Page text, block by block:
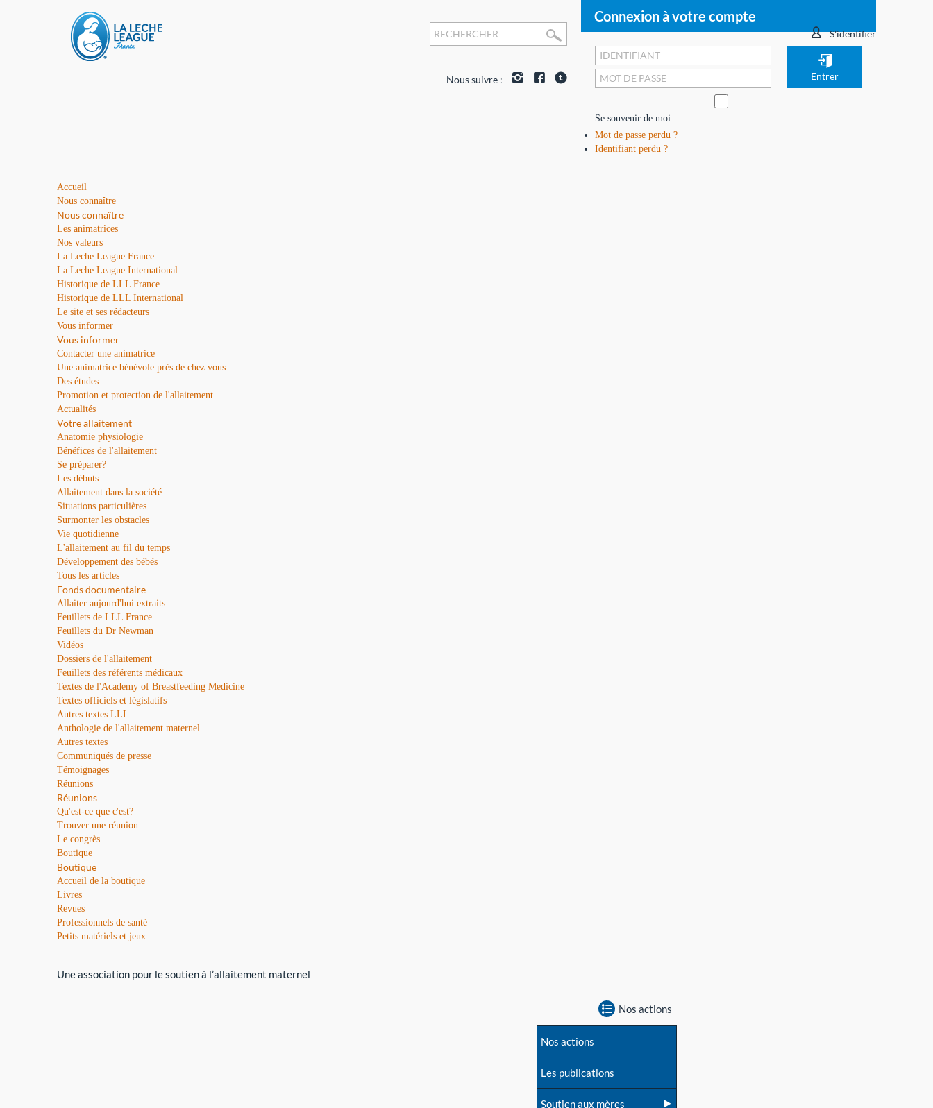
S'identifier
Connexion à votre compte
Se souvenir de moi
Mot de passe perdu ?
Identifiant perdu ?
Nous suivre :
Accueil
Nous connaître
Nous connaître
Les animatrices
Nos valeurs
La Leche League France
La Leche League International
Historique de LLL France
Historique de LLL International
Le site et ses rédacteurs
Vous informer
Vous informer
Contacter une animatrice
Une animatrice bénévole près de chez vous
Des études
Promotion et protection de l'allaitement
Actualités
Votre allaitement
Anatomie physiologie
Bénéfices de l'allaitement
Se préparer?
Les débuts
Allaitement dans la société
Situations particulières
Surmonter les obstacles
Vie quotidienne
L'allaitement au fil du temps
Développement des bébés
Tous les articles
Fonds documentaire
Allaiter aujourd'hui extraits
Feuillets de LLL France
Feuillets du Dr Newman
Vidéos
Dossiers de l'allaitement
Feuillets des référents médicaux
Textes de l'Academy of Breastfeeding Medicine
Textes officiels et législatifs
Autres textes LLL
Anthologie de l'allaitement maternel
Autres textes
Communiqués de presse
Témoignages
Réunions
Réunions
Qu'est-ce que c'est?
Trouver une réunion
Le congrès
Boutique
Boutique
Accueil de la boutique
Livres
Revues
Professionnels de santé
Petits matériels et jeux
Une association pour le soutien à l’allaitement maternel
Nos actions
Nos actions
Les publications
Soutien aux mères